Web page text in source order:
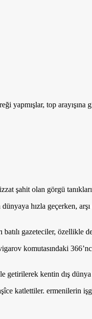
yapmışlar, top
şahit olan görgü
hızla geçerken,
gazeteciler, özellikle
komutasındaki
getirilerek kentin dış
katlettiler. ermenilerin